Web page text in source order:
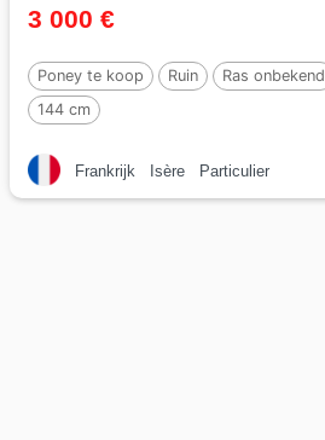
3 000 €
Poney te koop Ruin Ras onbekend
144 cm
Frankrijk Isère Particulier